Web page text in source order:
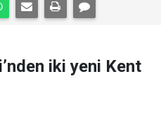
iki yeni Kent